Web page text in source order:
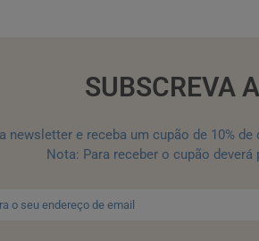
SUBSCREVA
newsletter e receba um cupão de 10%
Nota: Para receber o cupão